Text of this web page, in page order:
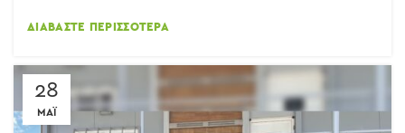
ΔΙΑΒΆΣΤΕ ΠΕΡΙΣΣΌΤΕΡΑ
28
ΜΆΙ